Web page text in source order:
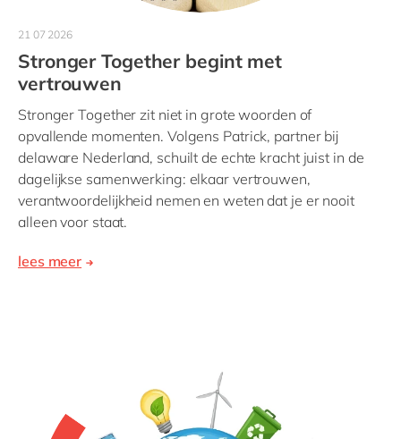
21 07 2026
Stronger Together begint met
vertrouwen
Stronger Together zit niet in grote woorden of
opvallende momenten. Volgens Patrick, partner bij
delaware Nederland, schuilt de echte kracht juist in de
dagelijkse samenwerking: elkaar vertrouwen,
verantwoordelijkheid nemen en weten dat je er nooit
alleen voor staat.
lees meer